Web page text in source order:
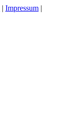
| Impressum |